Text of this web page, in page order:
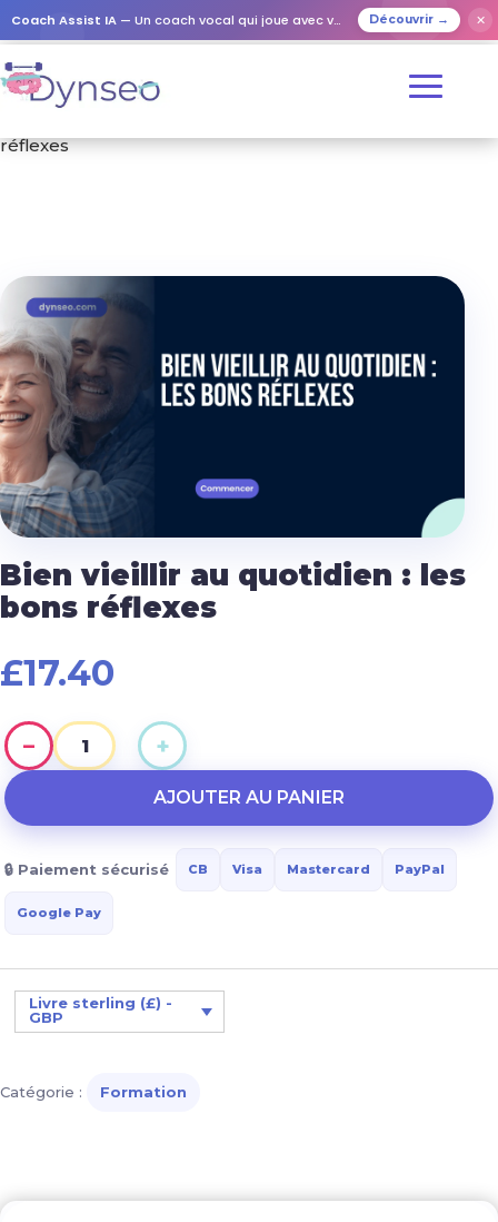
Coach Assist IA — Un coach vocal qui joue avec vos proches Découvrir → ✕
Accueil
réflexes
Bien vieillir au quotidien : les
bons réflexes
£17.40
−
quantité
au
quotidien
les
bons
réflexes
+
AJOUTER AU PANIER
🔒 Paiement sécurisé CB Visa Mastercard PayPal
Google Pay
Livre sterling (£) -
GBP
Catégorie : Formation